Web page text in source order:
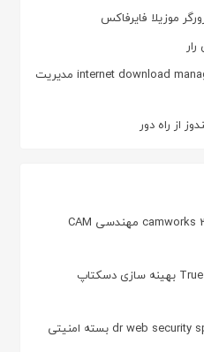
دانلود internet download manager (IDM) 6.42.61 Retail مدیریت
دانلود camworks 2024 SP4 + Plus مهندسی CAM
دانلود dr web security space 12.0.4.12100 بسته امنیتی